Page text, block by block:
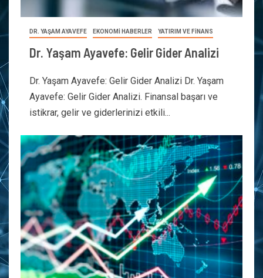
DR. YAŞAM AYAVEFE EKONOMİ HABERLER YATIRIM VE FİNANS
Dr. Yaşam Ayavefe: Gelir Gider Analizi
Dr. Yaşam Ayavefe: Gelir Gider Analizi Dr. Yaşam
Ayavefe: Gelir Gider Analizi. Finansal başarı ve
istikrar, gelir ve giderlerinizi etkili...